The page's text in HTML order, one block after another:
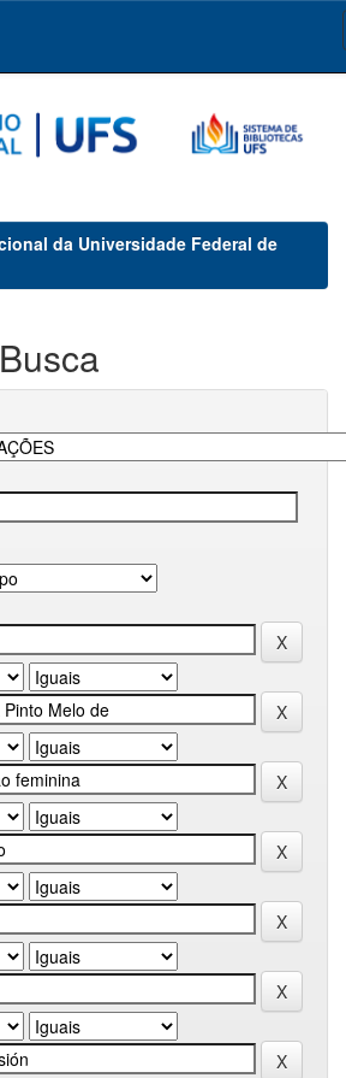
da Universidade Federal de